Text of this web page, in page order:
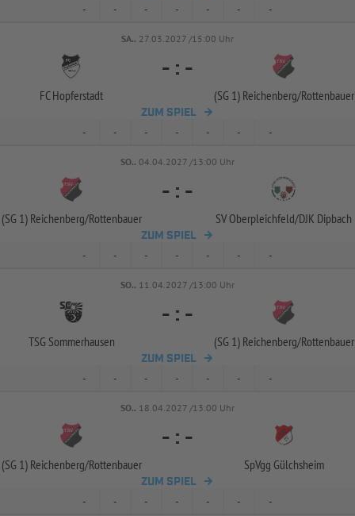
- - - - - - -
SA.. 27.03.2027 /15:00 Uhr
FC Hopferstadt
- : -
(SG 1) Reichenberg/Rottenbauer
ZUM SPIEL
- - - - - - -
SO.. 04.04.2027 /13:00 Uhr
(SG 1) Reichenberg/Rottenbauer
- : -
SV Oberpleichfeld/DJK Dipbach
ZUM SPIEL
- - - - - - -
SO.. 11.04.2027 /13:00 Uhr
TSG Sommerhausen
- : -
(SG 1) Reichenberg/Rottenbauer
ZUM SPIEL
- - - - - - -
SO.. 18.04.2027 /13:00 Uhr
(SG 1) Reichenberg/Rottenbauer
- : -
SpVgg Gülchsheim
ZUM SPIEL
- - - - - - -